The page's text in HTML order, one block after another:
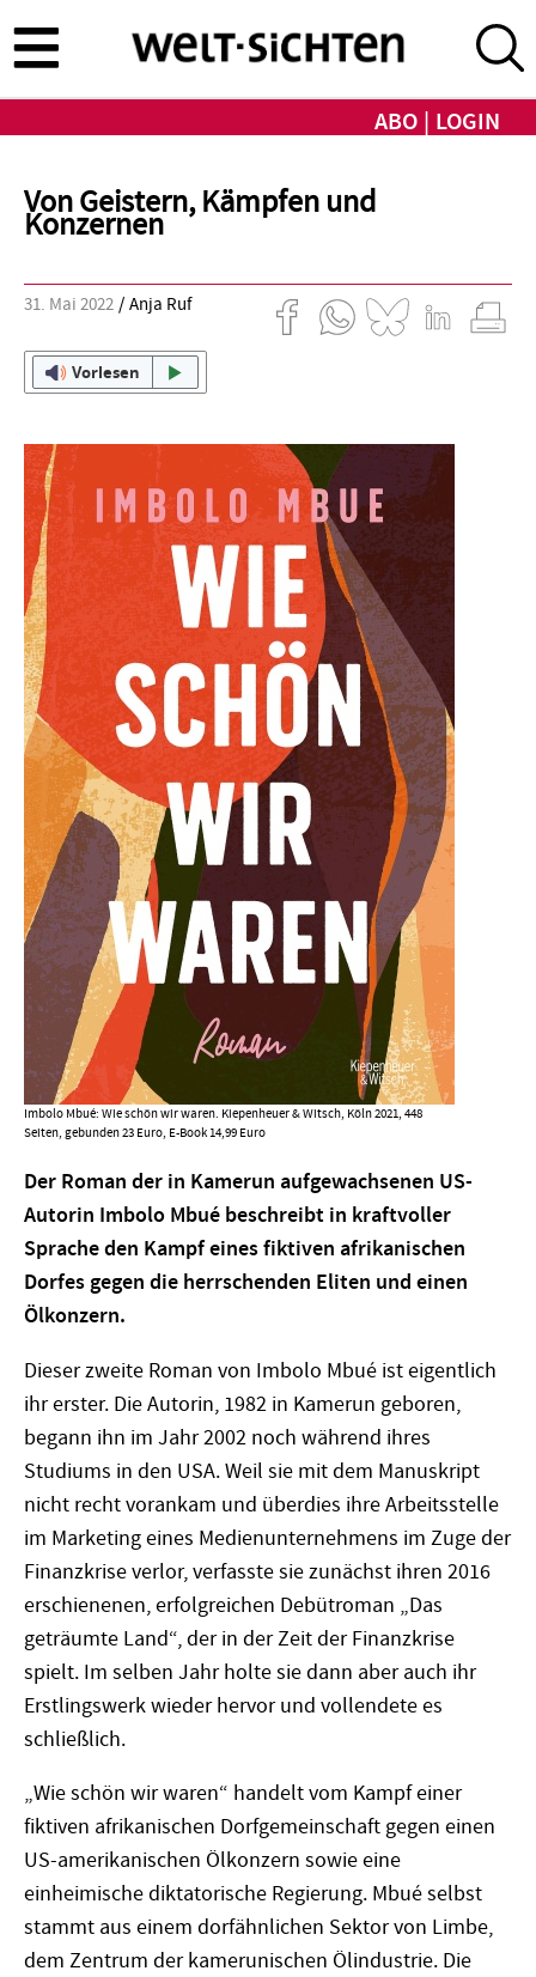
zum
Inhalt
ABO LOGIN
Von Geistern, Kämpfen und
Konzernen
31. Mai 2022 Anja Ruf
Vorlesen
Imbolo Mbué: Wie schön wir waren. Kiepenheuer & Witsch, Köln 2021, 448
Seiten, gebunden 23 Euro, E-Book 14,99 Euro
Der Roman der in Kamerun aufgewachsenen US-
Autorin Imbolo Mbué beschreibt in kraftvoller
Sprache den Kampf eines fiktiven afrikanischen
Dorfes gegen die herrschenden Eliten und einen
Ölkonzern.
Dieser zweite Roman von Imbolo Mbué ist eigentlich
ihr erster. Die Autorin, 1982 in Kamerun geboren,
begann ihn im Jahr 2002 noch während ihres
Studiums in den USA. Weil sie mit dem Manuskript
nicht recht vorankam und überdies ihre Arbeitsstelle
im Marketing eines Medienunternehmens im Zuge der
Finanzkrise verlor, verfasste sie zunächst ihren 2016
erschienenen, erfolgreichen ­Debütroman „Das
geträumte Land“, der in der Zeit der Finanzkrise
spielt. Im selben Jahr holte sie dann aber auch ihr
Erstlingswerk wieder hervor und vollendete es
schließlich.
„Wie schön wir waren“ handelt vom Kampf ­einer
fiktiven afrikanischen Dorfgemeinschaft gegen einen
US-amerikanischen Ölkonzern sowie eine
einheimische diktatorische Regierung. Mbué selbst
stammt aus einem dorfähnlichen Sektor von Limbe,
dem Zentrum der kamerunischen Ölindustrie. Die